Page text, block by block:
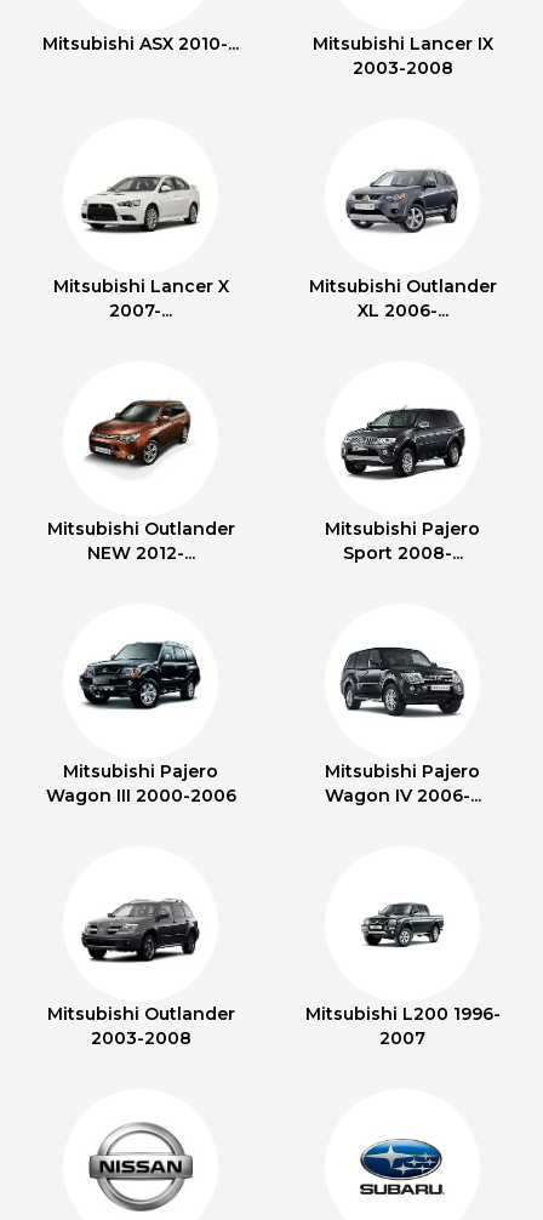
Mitsubishi ASX 2010-...
Mitsubishi Lancer IX
2003-2008
Mitsubishi Lancer X
2007-...
Mitsubishi Outlander
XL 2006-...
Mitsubishi Outlander
NEW 2012-...
Mitsubishi Pajero
Sport 2008-...
Mitsubishi Pajero
Wagon III 2000-2006
Mitsubishi Pajero
Wagon IV 2006-...
Mitsubishi Outlander
2003-2008
Mitsubishi L200 1996-
2007